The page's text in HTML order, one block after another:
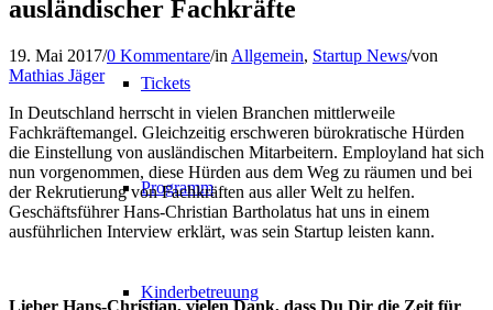
Tickets
Programm
Kinderbetreuung
ausländischer Fachkräfte
19. Mai 2017/0 Kommentare/in Allgemein, Startup News/von
Mathias Jäger
In Deutschland herrscht in vielen Branchen mittlerweile
Fachkräftemangel. Gleichzeitig erschweren bürokratische Hürden
die Einstellung von ausländischen Mitarbeitern. Employland hat sich
nun vorgenommen, diese Hürden aus dem Weg zu räumen und bei
der Rekrutierung von Fachkräften aus aller Welt zu helfen.
Geschäftsführer Hans-Christian Bartholatus hat uns in einem
ausführlichen Interview erklärt, was sein Startup leisten kann.
Lieber Hans-Christian, vielen Dank, dass Du Dir die Zeit für